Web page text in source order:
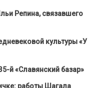
Репина, связавшего
культуры «У
й «Славянский базар»
работы Шагала